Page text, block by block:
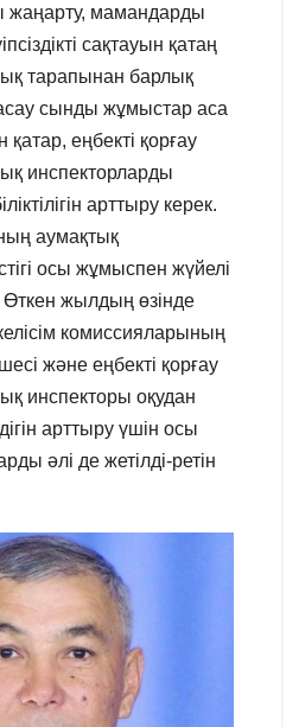
жаңарту, мамандарды
сақтауын қатаң
тарапынан барлық
сынды жұмыстар аса
еңбекті қорғау
инспекторларды
арттыру керек.
аумақтық
осы жұмыспен жүйелі
жылдың өзінде
комиссияларының
және еңбекті қорғау
инспекторы оқудан
арттыру үшін осы
әлі де жетілді-ретін